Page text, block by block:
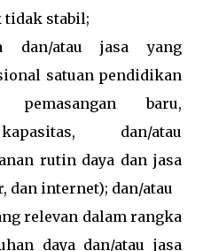
stabil;
dan/atau jasa yang
satuan pendidikan
baru,
dan/atau
rutin daya dan jasa
internet); dan/atau
relevan dalam rangka
daya dan/atau jasa